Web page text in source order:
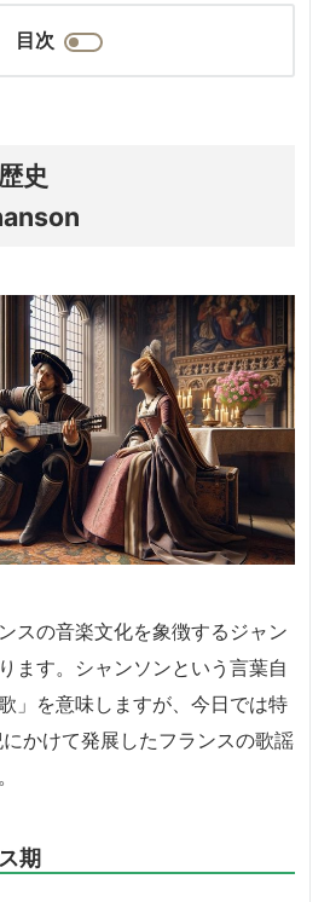
目次
史
スの音楽文化を象徴するジャン
ます。シャンソンという言葉自
」を意味しますが、今日では特
かけて発展したフランスの歌謡
期